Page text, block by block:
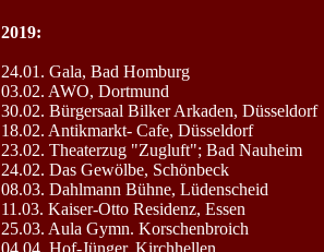
2019:
24.01. Gala, Bad Homburg
03.02. AWO, Dortmund
30.02. Bürgersaal Bilker Arkaden, Düsseldorf
18.02. Antikmarkt- Cafe, Düsseldorf
23.02. Theaterzug "Zugluft"; Bad Nauheim
24.02. Das Gewölbe, Schönbeck
08.03. Dahlmann Bühne, Lüdenscheid
11.03. Kaiser-Otto Residenz, Essen
25.03. Aula Gymn. Korschenbroich
04.04. Hof-Jünger, Kirchhellen